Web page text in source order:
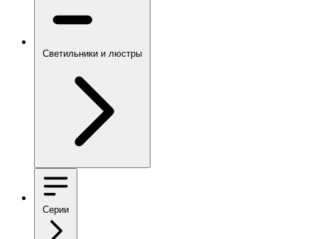
Светильники и люстры
Серии